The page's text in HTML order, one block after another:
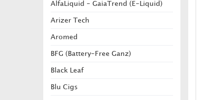
AlfaLiquid - GaiaTrend (E-Liquid)
Arizer Tech
Aromed
BFG (Battery-Free Ganz)
Black Leaf
Blu Cigs